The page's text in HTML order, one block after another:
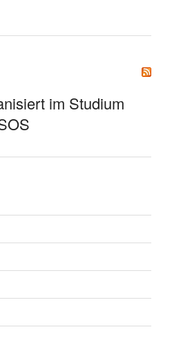
im Studium